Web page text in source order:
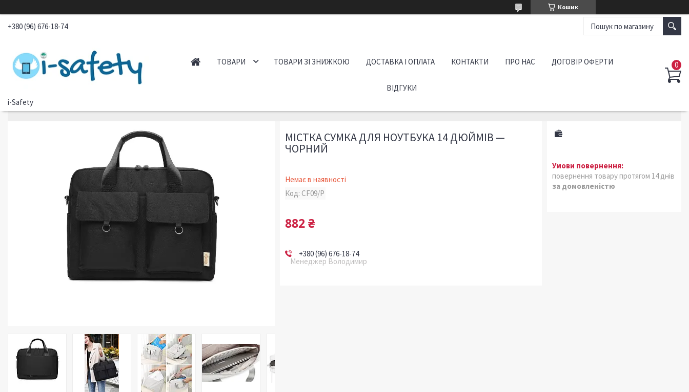
Кошик
+380 (96) 676-18-74
i-Safety
ТОВАРИ ТОВАРИ ЗІ ЗНИЖКОЮ ДОСТАВКА І ОПЛАТА КОНТАКТИ ПРО НАС ДОГОВІР ОФЕРТИ
ВІДГУКИ
МІСТКА СУМКА ДЛЯ НОУТБУКА 14 ДЮЙМІВ —
ЧОРНИЙ
Немає в наявності
Код: CF09/P
882 ₴
+380 (96) 676-18-74
Менеджер Володимир
повернення товару протягом 14 днів
за домовленістю